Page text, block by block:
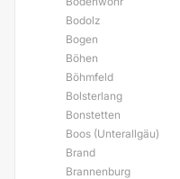
Bodolz
Bogen
Böhen
Böhmfeld
Bolsterlang
Bonstetten
Boos (Unterallgäu)
Brand
Brannenburg